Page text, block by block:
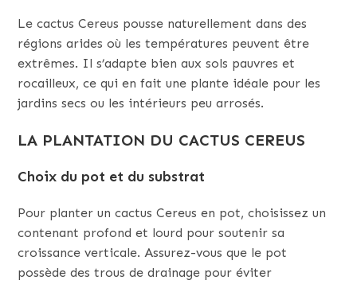
Le cactus Cereus pousse naturellement dans des
régions arides où les températures peuvent être
extrêmes. Il s’adapte bien aux sols pauvres et
rocailleux, ce qui en fait une plante idéale pour les
jardins secs ou les intérieurs peu arrosés.
LA PLANTATION DU CACTUS CEREUS
Choix du pot et du substrat
Pour planter un cactus Cereus en pot, choisissez un
contenant profond et lourd pour soutenir sa
croissance verticale. Assurez-vous que le pot
possède des trous de drainage pour éviter